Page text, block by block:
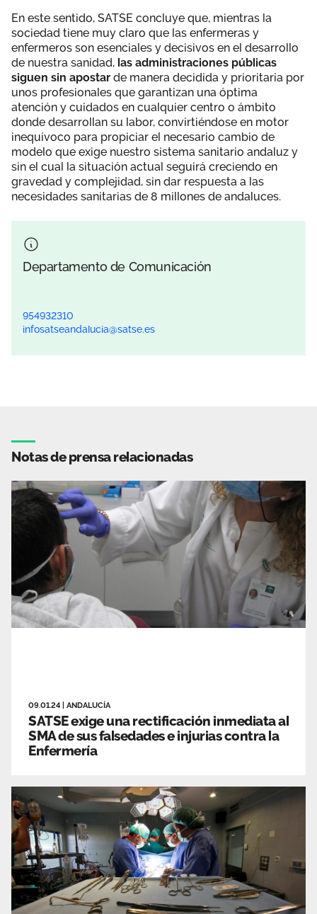
En este sentido, SATSE concluye que, mientras la
sociedad tiene muy claro que las enfermeras y
enfermeros son esenciales y decisivos en el desarrollo
de nuestra sanidad, las administraciones públicas
siguen sin apostar de manera decidida y prioritaria por
unos profesionales que garantizan una óptima
atención y cuidados en cualquier centro o ámbito
donde desarrollan su labor, convirtiéndose en motor
inequívoco para propiciar el necesario cambio de
modelo que exige nuestro sistema sanitario andaluz y
sin el cual la situación actual seguirá creciendo en
gravedad y complejidad, sin dar respuesta a las
necesidades sanitarias de 8 millones de andaluces.
Departamento de Comunicación
954932310
infosatseandalucia@satse.es
Notas de prensa relacionadas
09.01.24 ANDALUCÍA
SATSE exige una rectificación inmediata al
SMA de sus falsedades e injurias contra la
Enfermería